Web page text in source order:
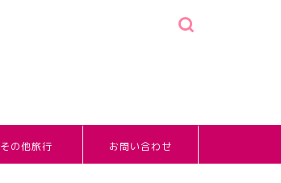
その他旅行 お問い合わせ